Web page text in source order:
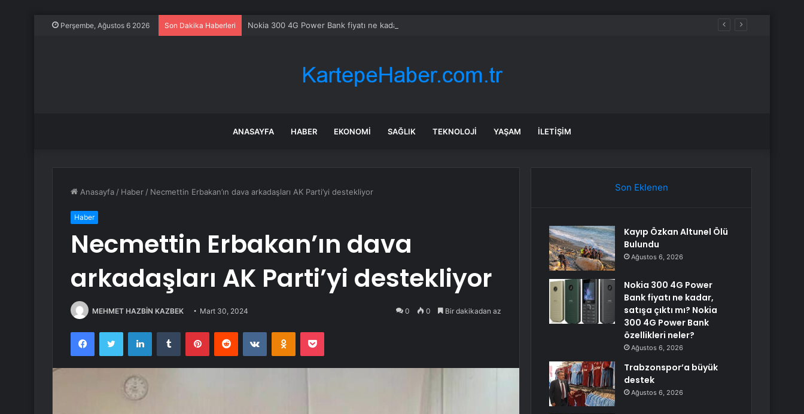
Perşembe, Ağustos 6 2026 Son Dakika Haberleri Nokia 300 4G Power Bank fiyatı ne kadar, satışa çıktı mı? Nokia 300 4G Power Bank özellikleri neler?
ANASAYFA HABER EKONOMI SAĞLIK TEKNOLOJI YAŞAM İLETIŞIM
Anasayfa / Haber / Necmettin Erbakan’ın dava arkadaşları AK Parti’yi destekliyor
Haber
Necmettin Erbakan’ın dava
arkadaşları AK Parti’yi destekliyor
MEHMET HAZBİN KAZBEK Mart 30, 2024 0 0 Bir dakikadan az
FacebookTwitter LinkedInTumblr PinterestReddit VKontakteOdnoklassniki
Pocket
Son Eklenen
Kayıp Özkan Altunel Ölü
Bulundu
Ağustos 6, 2026
Nokia 300 4G Power
Bank fiyatı ne kadar,
satışa çıktı mı? Nokia
300 4G Power Bank
özellikleri neler?
Ağustos 6, 2026
Trabzonspor’a büyük
destek
Ağustos 6, 2026